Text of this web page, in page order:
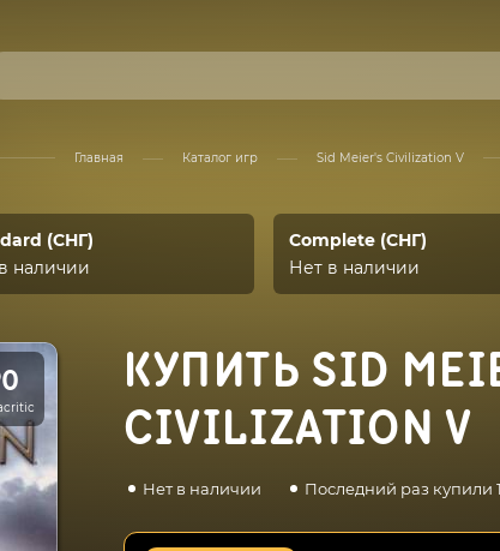
Главная Каталог игр Sid Meier's Civilization V
(СНГ)
наличии
Complete (СНГ)
Нет в наличии
КУПИТЬ SID
CIVILIZATION V
Нет в наличии Последний раз купили